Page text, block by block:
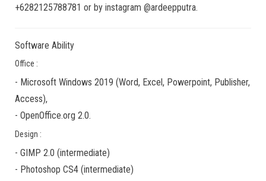
+6282125788781 or by instagram @ardeepputra.
Software Ability
Office :
- Microsoft Windows 2019 (Word, Excel, Powerpoint, Publisher,
Access),
- OpenOffice.org 2.0.
Design :
- GIMP 2.0 (intermediate)
- Photoshop CS4 (intermediate)